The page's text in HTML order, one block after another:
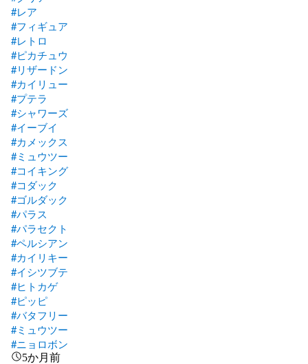
#レア
#フィギュア
#レトロ
#ピカチュウ
#リザードン
#カイリュー
#プテラ
#シャワーズ
#イーブイ
#カメックス
#ミュウツー
#コイキング
#コダック
#ゴルダック
#パラス
#パラセクト
#ペルシアン
#カイリキー
#イシツブテ
#ヒトカゲ
#ピッピ
#バタフリー
#ミュウツー
#ニョロボン
5か月前